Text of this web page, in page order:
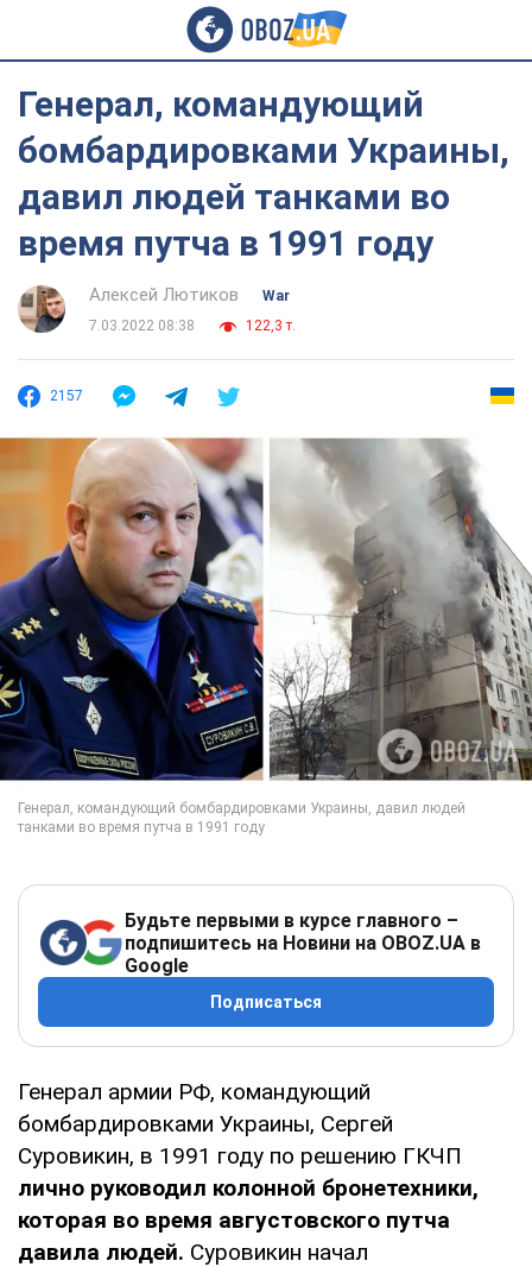
Генерал, командующий
бомбардировками Украины,
давил людей танками во
время путча в 1991 году
Алексей Лютиков
War
7.03.2022 08:38
122,3 т.
2157
Будьте первыми в курсе главного –
подпишитесь на Новини на OBOZ.UA в
Google
Подписаться
Генерал армии РФ, командующий
бомбардировками Украины, Сергей
Суровикин, в 1991 году по решению ГКЧП
лично руководил колонной бронетехники,
которая во время августовского путча
давила людей. Суровикин начал